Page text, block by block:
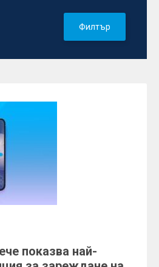
Филтър
показва най-